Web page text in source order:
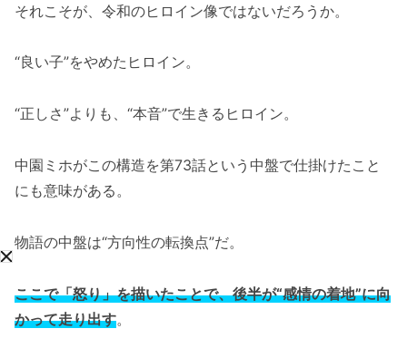
それこそが、令和のヒロイン像ではないだろうか。
“良い子”をやめたヒロイン。
“正しさ”よりも、“本音”で生きるヒロイン。
中園ミホがこの構造を第73話という中盤で仕掛けたこと
にも意味がある。
物語の中盤は“方向性の転換点”だ。
ここで「怒り」を描いたことで、後半が“感情の着地”に向
かって走り出す。